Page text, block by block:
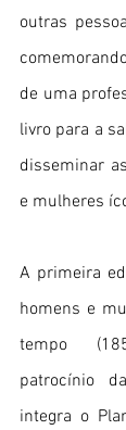
outras
de uma
livro para a
disseminar
e mulheres
A primeira
homens e
tempo
patrocínio
integra o